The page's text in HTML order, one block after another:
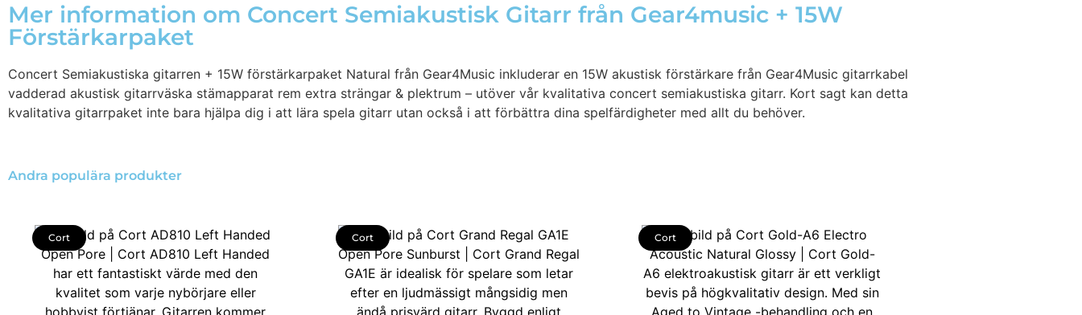
Mer information om Concert Semiakustisk Gitarr från Gear4music + 15W
Förstärkarpaket
Concert Semiakustiska gitarren + 15W förstärkarpaket Natural från Gear4Music inkluderar en 15W akustisk förstärkare från Gear4Music gitarrkabel
vadderad akustisk gitarrväska stämapparat rem extra strängar & plektrum – utöver vår kvalitativa concert semiakustiska gitarr. Kort sagt kan detta
kvalitativa gitarrpaket inte bara hjälpa dig i att lära spela gitarr utan också i att förbättra dina spelfärdigheter med allt du behöver.
Andra populära produkter
Cort Cort Cort